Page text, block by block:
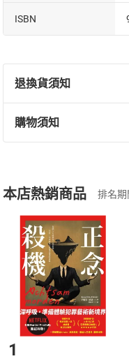
ISBN
退換貨須知
退換貨規定：
(一)依消費者保護
(二)消費者訂購本
且已下載/存取電子
退貨方式：您欲取
貨」，本店鋪將依
請注意，樂天市場
購物須知
挑選商品
Choose
購書後，如何
Step1.選擇
本店熱銷商品 排名
1